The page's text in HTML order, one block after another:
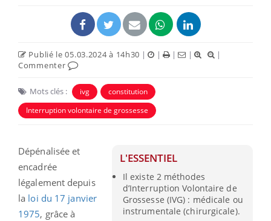
Publié le 05.03.2024 à 14h30 | | | |
|
Commenter
Mots clés : ivg
constitution
Interruption volontaire de grossesse
L'ESSENTIEL
Il existe 2 méthodes
d’Interruption Volontaire de
Grossesse (IVG) : médicale ou
instrumentale (chirurgicale).
Dépénalisée et
encadrée
légalement depuis
la loi du 17 janvier
1975, grâce à